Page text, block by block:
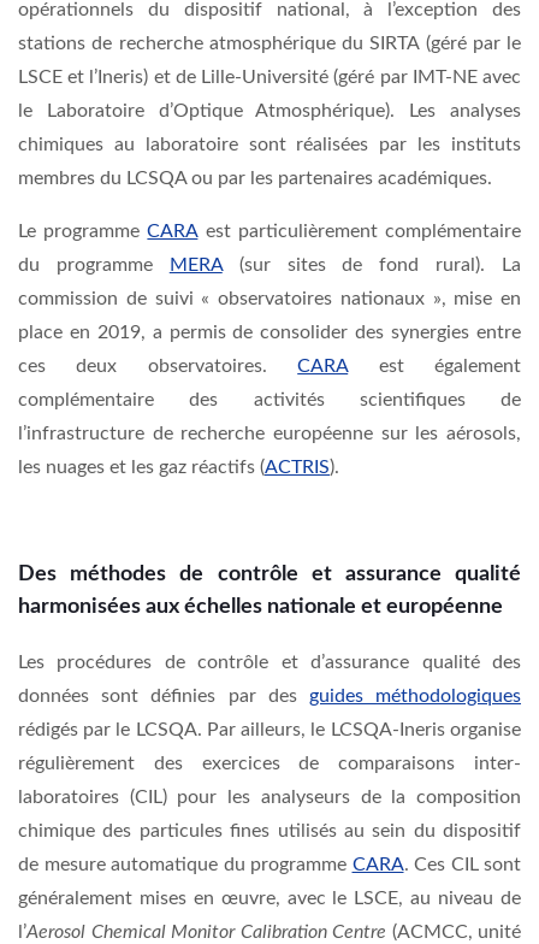
opérationnels du dispositif national, à l’exception des
stations de recherche atmosphérique du SIRTA (géré par le
LSCE et l’Ineris) et de Lille-Université (géré par IMT-NE avec
le Laboratoire d’Optique Atmosphérique). Les analyses
chimiques au laboratoire sont réalisées par les instituts
membres du LCSQA ou par les partenaires académiques.
Le programmeCARAest particulièrement complémentaire
du programme
MERA(sur sites de fond rural). La
commission de suivi « observatoires nationaux », mise en
place en 2019, a permis de consolider des synergies entre
ces deux observatoires.CARA
est également
complémentaire des activités scientifiques de
l’infrastructure de recherche européenne sur les aérosols,
les nuages et les gaz réactifs (ACTRIS).
Des méthodes de contrôle et assurance qualité
harmonisées aux échelles nationale et européenne
Les procédures de contrôle et d’assurance qualité des
données sont définies par des guides méthodologiques
rédigés par le LCSQA. Par ailleurs, le LCSQA-Ineris organise
régulièrement des exercices de comparaisons inter-
laboratoires (CIL) pour les analyseurs de la composition
chimique des particules fines utilisés au sein du dispositif
de mesure automatique du programme CARA. Ces CIL sont
généralement mises en œuvre, avec le LSCE, au niveau de
l’Aerosol Chemical Monitor Calibration Centre (ACMCC, unité